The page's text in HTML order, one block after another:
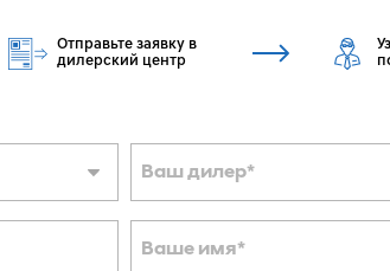
Отправьте заявку в
дилерский центр
Ваш дилер*
Ваше имя*